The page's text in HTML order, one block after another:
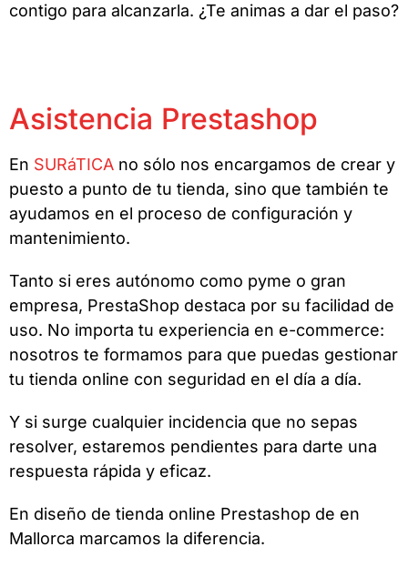
contigo para alcanzarla. ¿Te animas a dar el paso?
Asistencia Prestashop
En SURáTICA no sólo nos encargamos de crear y
puesto a punto de tu tienda, sino que también te
ayudamos en el proceso de configuración y
mantenimiento.
Tanto si eres autónomo como pyme o gran
empresa, PrestaShop destaca por su facilidad de
uso. No importa tu experiencia en e-commerce:
nosotros te formamos para que puedas gestionar
tu tienda online con seguridad en el día a día.
Y si surge cualquier incidencia que no sepas
resolver, estaremos pendientes para darte una
respuesta rápida y eficaz.
En diseño de tienda online Prestashop de en
Mallorca marcamos la diferencia.